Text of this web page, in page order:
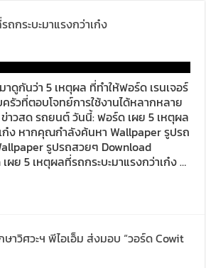
กระบะมาแรงกว่าเก๋ง
ดูกันว่า 5 เหตุผล ที่ทำให้ฟอร์ด เรนเจอร์
รัวที่ตอบโจทย์การใช้งานได้หลากหลาย
ข่าวสด รถยนต์ วันนี้: ฟอร์ด เผย 5 เหตุผล
ก๋ง หากคุณกำลังค้นหา Wallpaper รูปรถ
รูปรถสวยๆ Download
ย 5 เหตุผลที่รถกระบะมาแรงกว่าเก๋ง …
วิศวะฯ พีไอเอ็ม ส่งมอบ “วอร์ด Cowit